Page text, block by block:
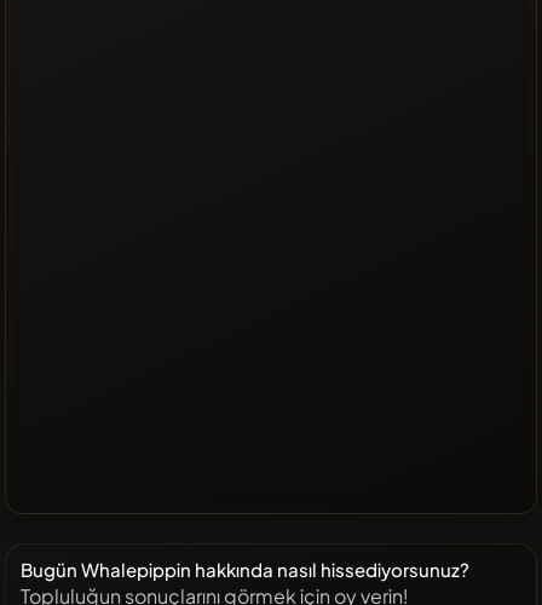
Bugün Whalepippin hakkında nasıl hissediyorsunuz?
Topluluğun sonuçlarını görmek için oy verin!